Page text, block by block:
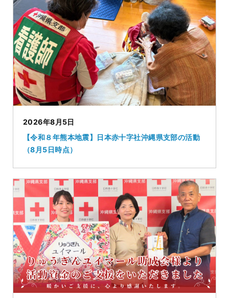
2026年8月5日
【令和８年熊本地震】日本赤十字社沖縄県支部の活動
（8月5日時点）